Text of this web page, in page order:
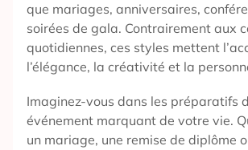
que mariages, anniversaires,
soirées de gala. Contrairement aux
quotidiennes, ces styles mettent
l’élégance, la créativité et la
Imaginez-vous dans les préparatifs
événement marquant de votre vie.
un mariage, une remise de diplôme